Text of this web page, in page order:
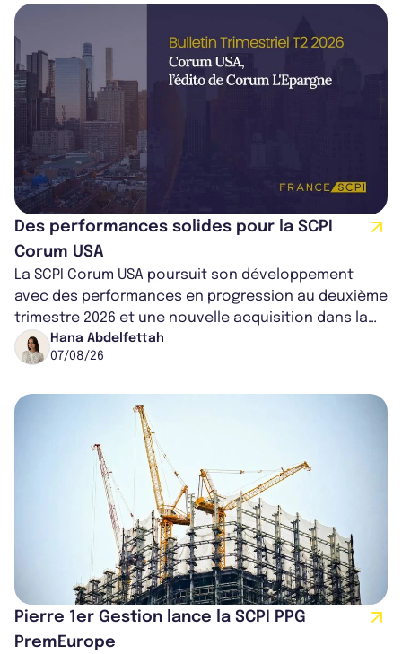
Des performances solides pour la SCPI
Corum USA
La SCPI Corum USA poursuit son développement
avec des performances en progression au deuxième
trimestre 2026 et une nouvelle acquisition dans la
région de Chicago. Entre hausse de...
Hana Abdelfettah
07/08/26
Pierre 1er Gestion lance la SCPI PPG
PremEurope